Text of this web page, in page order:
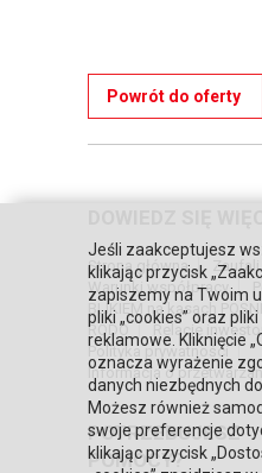
Powrót do oferty
Strona główna
Warunki współpracy
BLIKIEM na kasach
RODO
Relacje
Polityka prywatności
Informacja o
POTRZEBUJESZ
POMOCY?
Jeśli zaakceptujesz
klikając przycisk
zapiszemy na Twoim
pliki „cookies” oraz
reklamowe. Kliknięcie
oznacza wyrażenie
danych niezbędnych
Możesz również
swoje preferencje
klikając przycisk